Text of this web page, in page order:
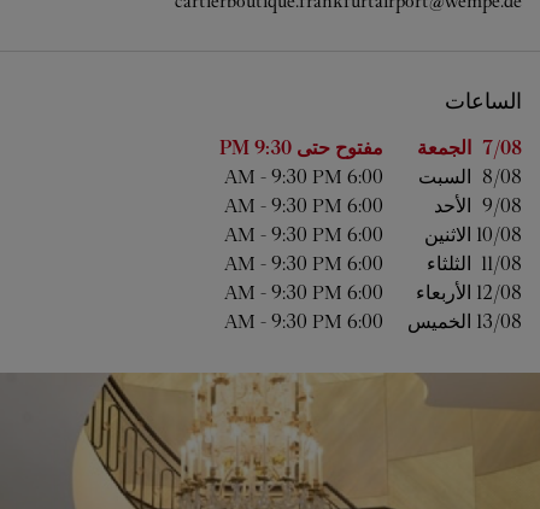
الساعات
اليوم من الأسبوع الساعات 7/08 الجمعة مفتوح حتى 9:30 PM
8/08 السبت 6:00 AM
- 9:30 PM
9/08 الأحد 6:00 AM
- 9:30 PM
10/08 الاثنين 6:00 AM
- 9:30 PM
11/08 الثلثاء 6:00 AM
- 9:30 PM
12/08 الأربعاء 6:00 AM
- 9:30 PM
13/08 الخميس 6:00 AM
- 9:30 PM